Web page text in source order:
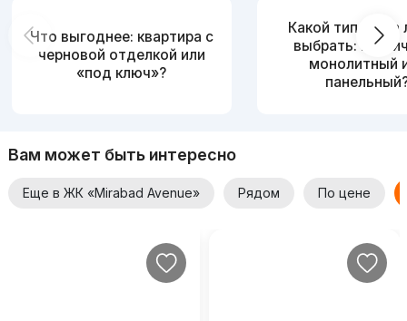
Что выгоднее: квартира с
черновой отделкой или
«под ключ»?
Какой тип дома
выбрать:
монолитный
Вам может быть интересно
Еще в ЖК «Mirabad Avenue» Рядом По цене